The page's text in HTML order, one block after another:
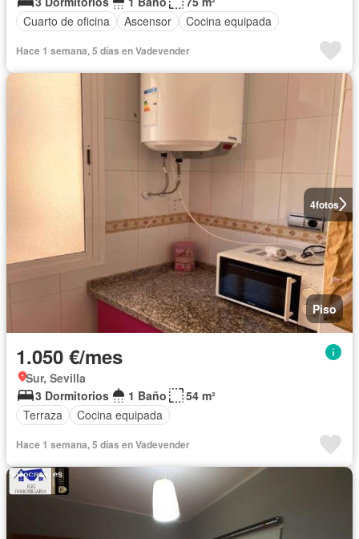
Cuarto de oficina
Ascensor Cocina equipada
Hace 1 semana, 5 días en Vadevender
4fotos
Piso
1.050 €/mes
Sur, Sevilla
3 Dormitorios
1 Baño
54 m²
Terraza
Cocina equipada
Hace 1 semana, 5 días en Vadevender